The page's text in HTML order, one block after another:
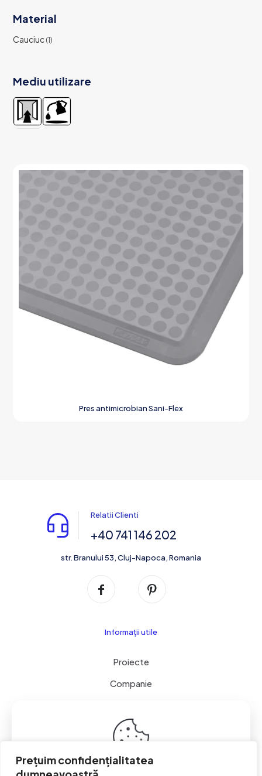
Prețuim confidențialitatea
Material
Cauciuc(1)
Mediu utilizare
Pres antimicrobian Sani-Flex
Relatii Clienti
+40 741 146 202
str. Branului 53, Cluj-Napoca, Romania
Informații utile
Proiecte
Companie
Contact